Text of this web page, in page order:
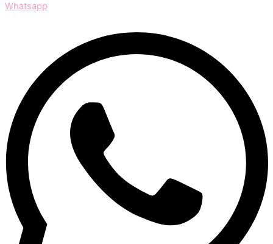
Whatsapp